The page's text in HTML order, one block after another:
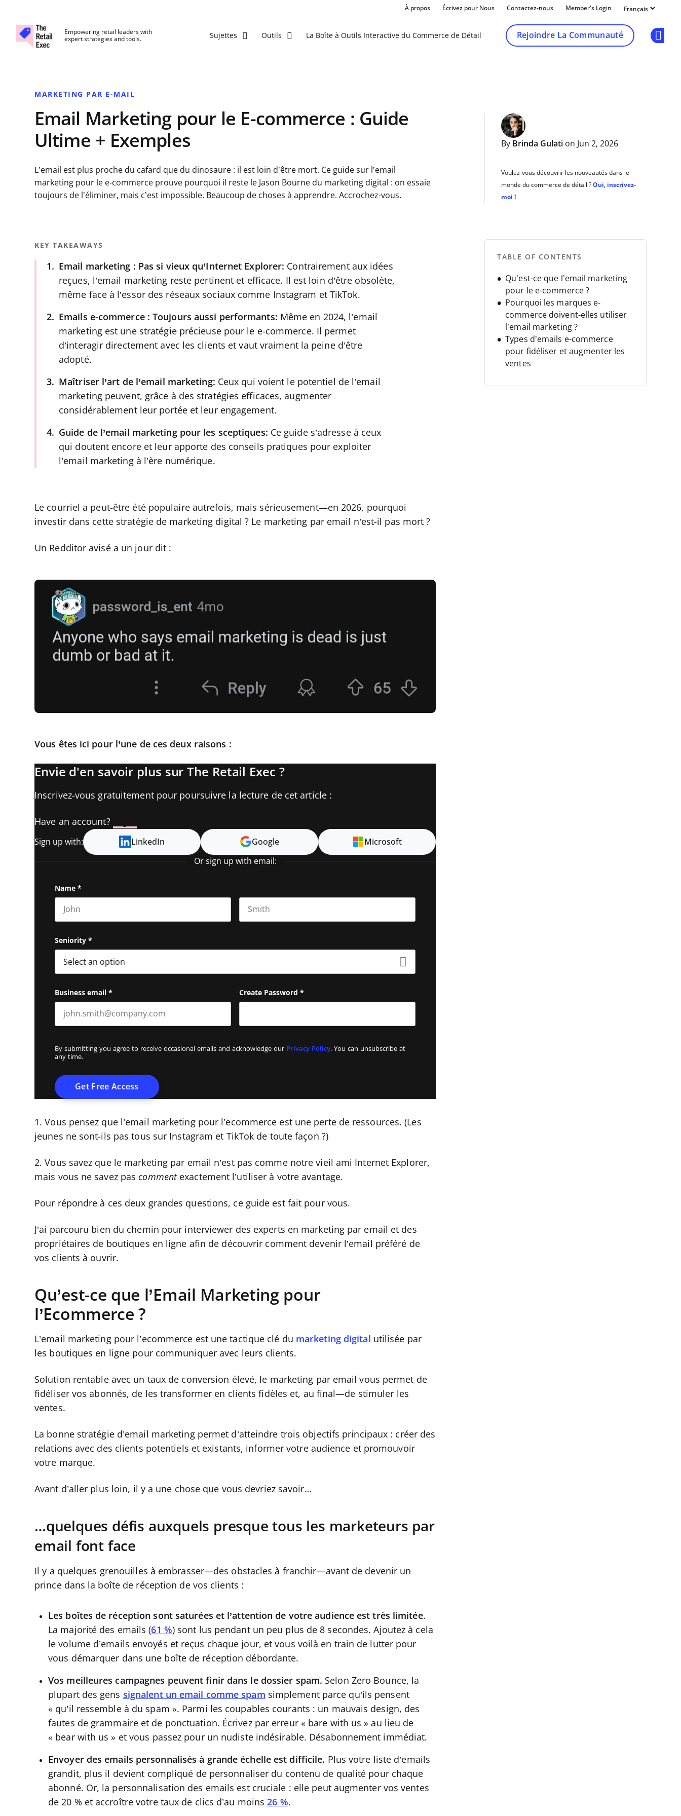
À propos Écrivez pour Nous Contactez-nous Member's Login
Empowering retail leaders with
expert strategies and tools.
Sujettes Outils La Boîte à Outils Interactive du Commerce de Détail Rejoindre La Communauté
MARKETING PAR E-MAIL
Email Marketing pour le E-commerce : Guide
Ultime + Exemples
By Brinda Gulati on Jun 2, 2026
Voulez-vous découvrir les nouveautés dans le
monde du commerce de détail ? Oui, inscrivez-
moi !
L’email est plus proche du cafard que du dinosaure : il est loin d’être mort. Ce guide sur l’email
marketing pour le e-commerce prouve pourquoi il reste le Jason Bourne du marketing digital : on essaie
toujours de l’éliminer, mais c’est impossible. Beaucoup de choses à apprendre. Accrochez-vous.
KEY TAKEAWAYS
Email marketing : Pas si vieux qu’Internet Explorer: Contrairement aux idées
reçues, l’email marketing reste pertinent et efficace. Il est loin d’être obsolète,
même face à l’essor des réseaux sociaux comme Instagram et TikTok.
Emails e-commerce : Toujours aussi performants: Même en 2024, l’email
marketing est une stratégie précieuse pour le e-commerce. Il permet
d’interagir directement avec les clients et vaut vraiment la peine d’être
adopté.
Maîtriser l’art de l’email marketing: Ceux qui voient le potentiel de l’email
marketing peuvent, grâce à des stratégies efficaces, augmenter
considérablement leur portée et leur engagement.
Guide de l’email marketing pour les sceptiques: Ce guide s’adresse à ceux
qui doutent encore et leur apporte des conseils pratiques pour exploiter
l’email marketing à l’ère numérique.
Le courriel a peut-être été populaire autrefois, mais sérieusement—en 2026, pourquoi
investir dans cette stratégie de marketing digital ? Le marketing par email n’est-il pas mort ?
Un Redditor avisé a un jour dit :
Vous êtes ici pour l’une de ces deux raisons :
Envie d'en savoir plus sur The Retail Exec ?
Inscrivez-vous gratuitement pour poursuivre la lecture de cet article :
Have an account?
Sign up with: LinkedIn Google Microsoft
Or sign up with email:
Name *
Seniority *
Business email * Create Password *
By submitting you agree to receive occasional emails and acknowledge our Privacy Policy. You can unsubscribe at
any time.
1. Vous pensez que l’email marketing pour l’ecommerce est une perte de ressources. (Les
jeunes ne sont-ils pas tous sur Instagram et TikTok de toute façon ?)
2. Vous savez que le marketing par email n’est pas comme notre vieil ami Internet Explorer,
mais vous ne savez pas commentexactement l’utiliser à votre avantage.
Pour répondre à ces deux grandes questions, ce guide est fait pour vous.
J’ai parcouru bien du chemin pour interviewer des experts en marketing par email et des
propriétaires de boutiques en ligne afin de découvrir comment devenir l’email préféré de
vos clients à ouvrir.
Qu’est-ce que l’Email Marketing pour
l’Ecommerce ?
L’email marketing pour l’ecommerce est une tactique clé du marketing digital
utilisée par
les boutiques en ligne pour communiquer avec leurs clients.
Solution rentable avec un taux de conversion élevé, le marketing par email vous permet de
fidéliser vos abonnés, de les transformer en clients fidèles et, au final—de stimuler les
ventes.
La bonne stratégie d’email marketing permet d’atteindre trois objectifs principaux : créer des
relations avec des clients potentiels et existants, informer votre audience et promouvoir
votre marque.
Avant d’aller plus loin, il y a une chose que vous devriez savoir…
…quelques défis auxquels presque tous les marketeurs par
email font face
Il y a quelques grenouilles à embrasser—des obstacles à franchir—avant de devenir un
prince dans la boîte de réception de vos clients :
Les boîtes de réception sont saturées et l’attention de votre audience est très limitée.
La majorité des emails (61 %) sont lus pendant un peu plus de 8 secondes. Ajoutez à cela
le volume d’emails envoyés et reçus chaque jour, et vous voilà en train de lutter pour
vous démarquer dans une boîte de réception débordante.
Vos meilleures campagnes peuvent finir dans le dossier spam. Selon Zero Bounce, la
plupart des gens signalent un email comme spam simplement parce qu’ils pensent
« qu’il ressemble à du spam ». Parmi les coupables courants : un mauvais design, des
fautes de grammaire et de ponctuation. Écrivez par erreur « bare with us » au lieu de
« bear with us » et vous passez pour un nudiste indésirable. Désabonnement immédiat.
Envoyer des emails personnalisés à grande échelle est difficile. Plus votre liste d’emails
grandit, plus il devient compliqué de personnaliser du contenu de qualité pour chaque
abonné. Or, la personnalisation des emails est cruciale : elle peut augmenter vos ventes
de 20 % et accroître votre taux de clics d’au moins26 %.
TABLE OF CONTENTS
Qu’est-ce que l’email marketing
pour le e-commerce ?
Pourquoi les marques e-
commerce doivent-elles utiliser
l’email marketing ?
Types d’emails e-commerce
pour fidéliser et augmenter les
ventes
segmenter votre liste d’emails